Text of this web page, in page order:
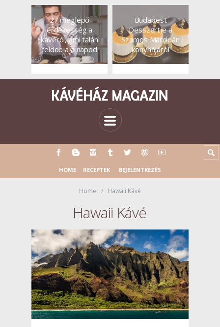
27 meglepő
érdekesség a
kávéról, ami talán
feldobja a napod
Budapest
Desszertje a
Szamos Marcipán
konyhájáról
HOME RECEPTEK BEJELENTKEZÉS
Home Hawaii Kávé
Hawaii Kávé